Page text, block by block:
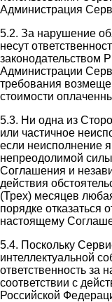
Администрация
5.2. За нарушение
несут
законодательством
Администрации
требования
стоимости
5.3. Ни одна из
или частичное
если неисполнение
непреодолимой
Соглашения и
действия
(Трех) месяцев
порядке отказаться
настоящему
5.4. Поскольку
интеллектуальной
ответственность за
соответствии с
Российской